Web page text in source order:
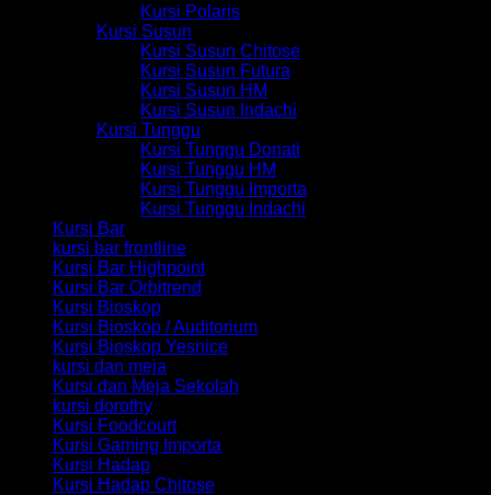
Kursi Polaris
Kursi Susun
Kursi Susun Chitose
Kursi Susun Futura
Kursi Susun HM
Kursi Susun Indachi
Kursi Tunggu
Kursi Tunggu Donati
Kursi Tunggu HM
Kursi Tunggu Importa
Kursi Tunggu Indachi
Kursi Bar
kursi bar frontline
Kursi Bar Highpoint
Kursi Bar Orbitrend
Kursi Bioskop
Kursi Bioskop / Auditorium
Kursi Bioskop Yesnice
kursi dan meja
Kursi dan Meja Sekolah
kursi dorothy
Kursi Foodcourt
Kursi Gaming Importa
Kursi Hadap
Kursi Hadap Chitose